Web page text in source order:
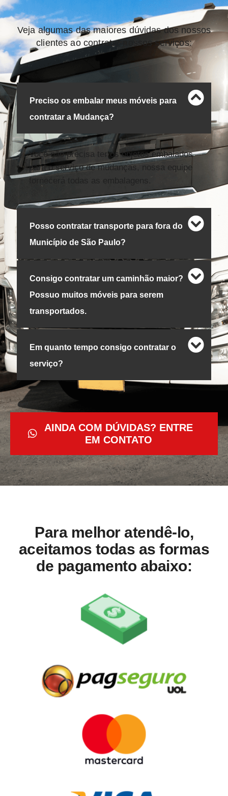
Veja algumas das maiores dúvidas dos nossos
clientes ao contratar nossos serviços:
Preciso os embalar meus móveis para
contratar a Mudança?
Você não precisa ter os objetos embalados
para o serviço de mudanças, nossa equipe
fornecerá todas as embalagens.
Posso contratar transporte para fora do
Município de São Paulo?
Consigo contratar um caminhão maior?
Possuo muitos móveis para serem
transportados.
Em quanto tempo consigo contratar o
serviço?
AINDA COM DÚVIDAS? ENTRE
EM CONTATO
Para melhor atendê-lo,
aceitamos todas as formas
de pagamento abaixo: